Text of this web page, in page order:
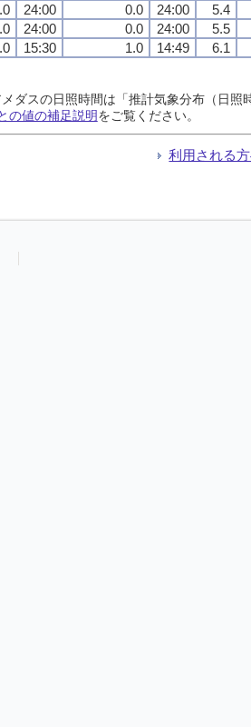
24:00 0.0 24:00
5.4
24:00 0.0 24:00
5.5
15:30 1.0 14:49 6.1
ダスの日照時間は「推計気象分布（日
の値の補足説明をご覧ください。
利用される